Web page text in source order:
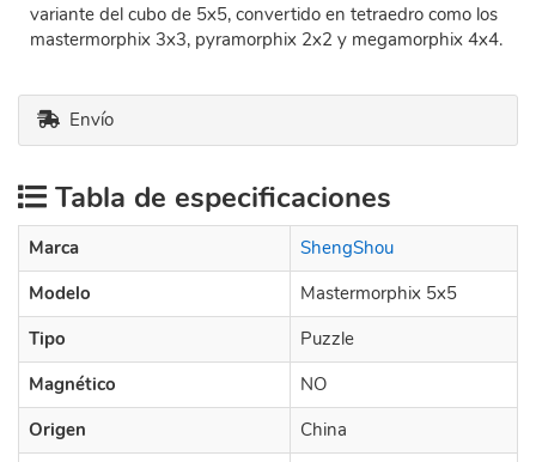
variante del cubo de 5x5, convertido en tetraedro como los
mastermorphix 3x3, pyramorphix 2x2 y megamorphix 4x4.
Envío
Tabla de especificaciones
Marca
ShengShou
Modelo
Mastermorphix 5x5
Tipo
Puzzle
Magnético
NO
Origen
China